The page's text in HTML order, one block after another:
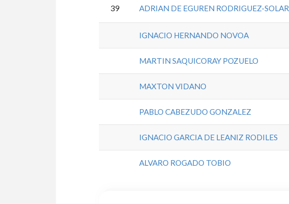
39 ADRIAN DE EGUREN RODRIGUEZ-SOLAR
IGNACIO HERNANDO NOVOA
MARTIN SAQUICORAY POZUELO
MAXTON VIDANO
PABLO CABEZUDO GONZALEZ
IGNACIO GARCIA DE LEANIZ RODILES
ALVARO ROGADO TOBIO